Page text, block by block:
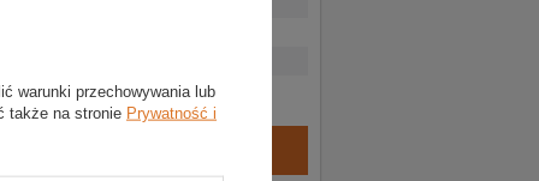
warunki przechowywania lub
także na stronie Prywatność i